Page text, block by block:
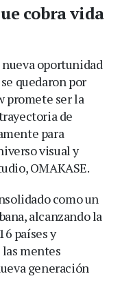
cobra vida
oportunidad
quedaron por
promete ser la
de
para
visual y
OMAKASE.
como un
alcanzando la
países y
las mentes
generación